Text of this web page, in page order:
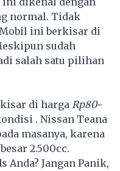
normal. Tidak
ini berkisar di
sudah
salah satu pilihan
di harga Rp80-
. Nissan Teana
masanya, karena
2.500cc.
Anda? Jangan Panik,